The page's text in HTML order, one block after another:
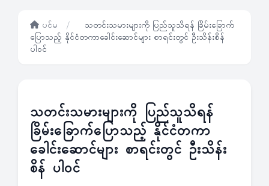
ပင်မ /
သတင်းသမားများကို ပြည်သူသိရန် ခြိမ်းခြောက်
ပြောသည့် နိုင်ငံတကာခေါင်းဆောင်များ စာရင်းတွင် ဦးသိန်းစိန်
ပါဝင်
သတင်းသမားများကို ပြည်သူသိရန်
ခြိမ်းခြောက်ပြောသည့် နိုင်ငံတကာ
ခေါင်းဆောင်များ စာရင်းတွင် ဦးသိန်း
စိန် ပါဝင်